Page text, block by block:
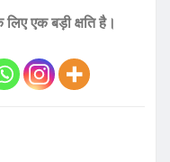
एक बड़ी क्षति है।